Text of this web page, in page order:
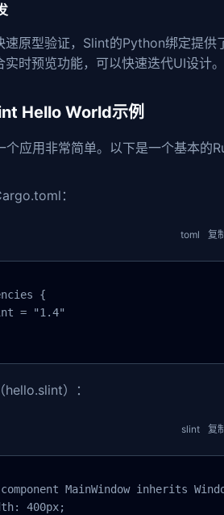
速原型验证，Slint的Python绑定提供
实时预览功能，可以快速迭代UI设计。
Hello World示例
个应用非常简单。以下是一个基本的
：
toml 复
{
= "1.4"
）：
slint 复
MainWindow inherits
400px;